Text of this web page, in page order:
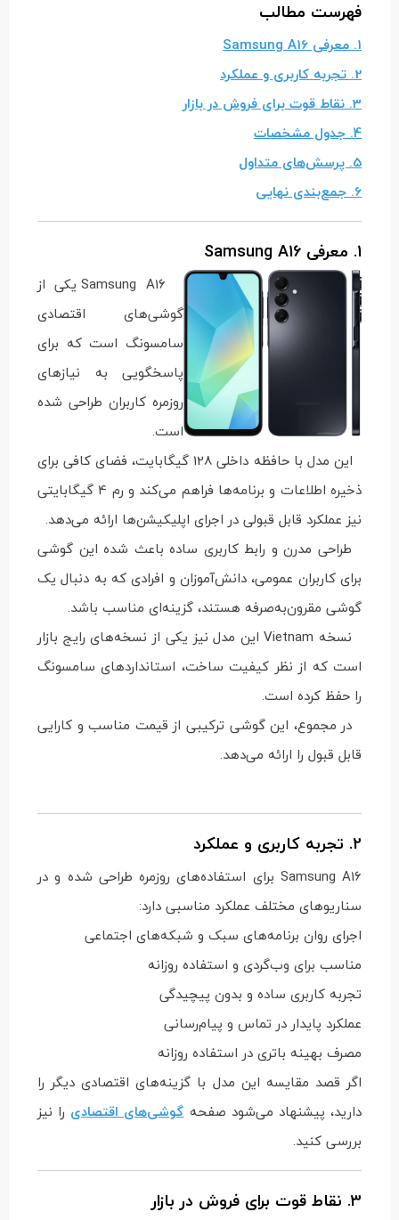
فهرست مطالب
1. معرفی Samsung A16
2. تجربه کاربری و عملکرد
3. نقاط قوت برای فروش در بازار
4. جدول مشخصات
5. پرسش‌های متداول
6. جمع‌بندی نهایی
1. معرفی Samsung A16
Samsung A16 یکی از
گوشی‌های اقتصادی
سامسونگ است که برای
پاسخگویی به نیازهای
روزمره کاربران طراحی شده
است.
این مدل با حافظه داخلی 128 گیگابایت، فضای کافی برای
ذخیره اطلاعات و برنامه‌ها فراهم می‌کند و رم 4 گیگابایتی
نیز عملکرد قابل قبولی در اجرای اپلیکیشن‌ها ارائه می‌دهد.
طراحی مدرن و رابط کاربری ساده باعث شده این گوشی
برای کاربران عمومی، دانش‌آموزان و افرادی که به دنبال یک
گوشی مقرون‌به‌صرفه هستند، گزینه‌ای مناسب باشد.
نسخه Vietnam این مدل نیز یکی از نسخه‌های رایج بازار
است که از نظر کیفیت ساخت، استانداردهای سامسونگ
را حفظ کرده است.
در مجموع، این گوشی ترکیبی از قیمت مناسب و کارایی
قابل قبول را ارائه می‌دهد.
2. تجربه کاربری و عملکرد
Samsung A16 برای استفاده‌های روزمره طراحی شده و در
سناریوهای مختلف عملکرد مناسبی دارد:
اجرای روان برنامه‌های سبک و شبکه‌های اجتماعی
مناسب برای وب‌گردی و استفاده روزانه
تجربه کاربری ساده و بدون پیچیدگی
عملکرد پایدار در تماس و پیام‌رسانی
مصرف بهینه باتری در استفاده روزانه
اگر قصد مقایسه این مدل با گزینه‌های اقتصادی دیگر را
دارید، پیشنهاد می‌شود صفحهگوشی‌های اقتصادی را نیز
بررسی کنید.
3. نقاط قوت برای فروش در بازار